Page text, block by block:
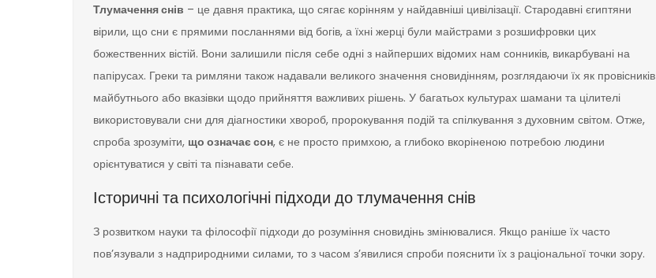
Тлумачення снів – це давня практика, що сягає корінням у найдавніші цивілізації. Стародавні єгиптяни
вірили, що сни є прямими посланнями від богів, а їхні жерці були майстрами з розшифровки цих
божественних вістій. Вони залишили після себе одні з найперших відомих нам сонників, викарбувані на
папірусах. Греки та римляни також надавали великого значення сновидінням, розглядаючи їх як провісників
майбутнього або вказівки щодо прийняття важливих рішень. У багатьох культурах шамани та цілителі
використовували сни для діагностики хвороб, пророкування подій та спілкування з духовним світом. Отже,
спроба зрозуміти, що означає сон, є не просто примхою, а глибоко вкоріненою потребою людини
орієнтуватися у світі та пізнавати себе.
Історичні та психологічні підходи до тлумачення снів
З розвитком науки та філософії підходи до розуміння сновидінь змінювалися. Якщо раніше їх часто
пов’язували з надприродними силами, то з часом з’явилися спроби пояснити їх з раціональної точки зору.